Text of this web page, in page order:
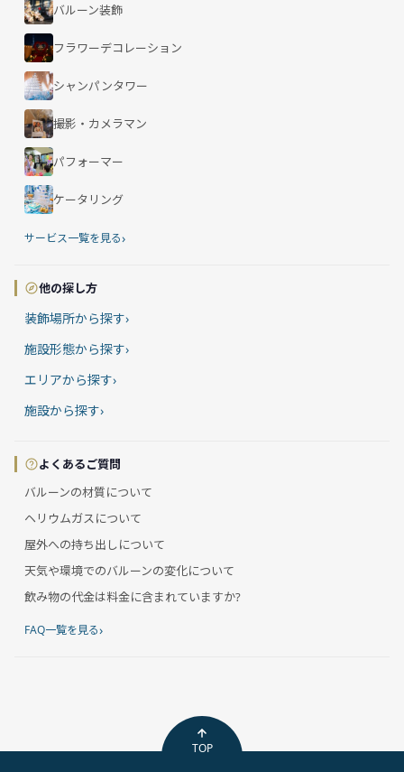
バルーン装飾
フラワーデコレーション
シャンパンタワー
撮影・カメラマン
パフォーマー
ケータリング
サービス一覧を見る›
他の探し方
装飾場所から探す›
施設形態から探す›
エリアから探す›
施設から探す›
よくあるご質問
バルーンの材質について
ヘリウムガスについて
屋外への持ち出しについて
天気や環境でのバルーンの変化について
飲み物の代金は料金に含まれていますか?
FAQ一覧を見る›
TOP